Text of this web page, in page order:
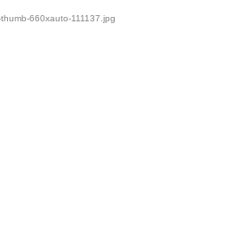
660xauto-111137.jpg